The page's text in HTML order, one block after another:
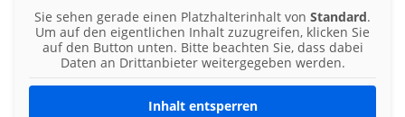
Sie sehen gerade einen Platzhalterinhalt von Standard.
Um auf den eigentlichen Inhalt zuzugreifen, klicken Sie
auf den Button unten. Bitte beachten Sie, dass dabei
Daten an Drittanbieter weitergegeben werden.
Inhalt entsperren